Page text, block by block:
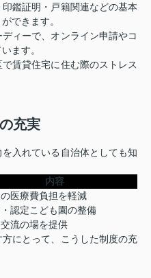
鑑証明・戸籍関連などの基本
できます。
ィーで、オンライン申請やコ
ます。
賃貸住宅に住む際のストレス
充実
入れている自治体としても知
内容
医療費負担を軽減
認定こども園の整備
流の場を提供
にとって、こうした制度の充